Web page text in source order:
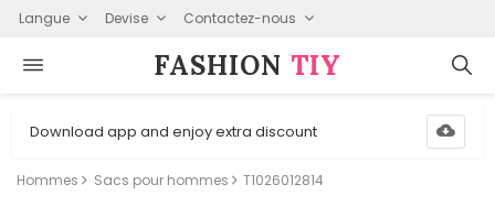
Langue Devise Contactez-nous
FASHION⁠ TIY
Download app and enjoy extra discount
Hommes Sacs pour hommes T1026012814